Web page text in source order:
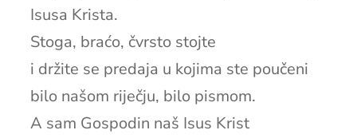
Isusa Krista.
Stoga, braćo, čvrsto stojte
i držite se predaja u kojima ste poučeni
bilo našom riječju, bilo pismom.
A sam Gospodin naš Isus Krist